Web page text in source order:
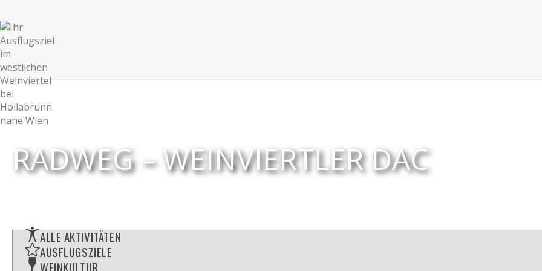
RADWEG – WEINVIERTLER DAC
ALLE AKTIVITÄTEN
AUSFLUGSZIELE
WEINKULTUR